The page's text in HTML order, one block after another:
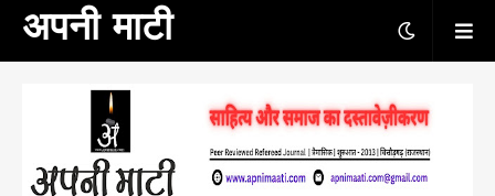
अपनी माटी